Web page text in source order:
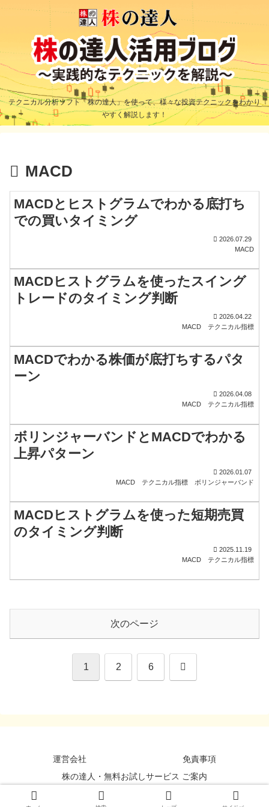
テクニカル分析ソフト「株の達人」を使って、様々な投資テクニックをわかり
やすく解説します！
MACD
MACDとヒストグラムでわかる底打ち
での買いタイミング
2026.07.29
MACD
MACDヒストグラムを使ったスイング
トレードのタイミング判断
2026.04.22
MACD
テクニカル指標
MACDでわかる株価が底打ちするパタ
ーン
2026.04.08
MACD
テクニカル指標
ボリンジャーバンドとMACDでわかる
上昇パターン
2026.01.07
MACD
テクニカル指標 ボリンジャーバンド
MACDヒストグラムを使った短期売買
のタイミング判断
2025.11.19
MACD
テクニカル指標
次のページ
1 2 6 次
運営会社
免責事項
株の達人・無料お試しサービス ご案内
©StockDataBank, Inc. All Rights Reserved